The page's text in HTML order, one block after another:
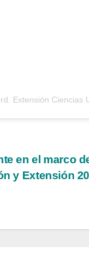
Extensión Ciencias
en el marco
y Extensión